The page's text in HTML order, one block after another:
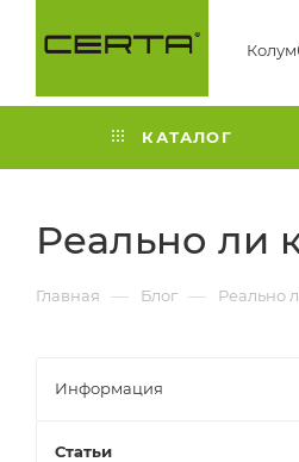
КАТАЛОГ
Реально ли
Главная — Блог — Реально
Информация
Статьи